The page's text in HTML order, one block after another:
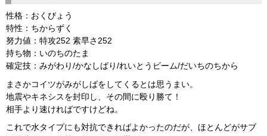
性格：おくびょう
特性：ちからずく
努力値：特攻252 素早さ252
持ち物：いのちのたま
確定技：みがわり/かなしばり/れいとうビーム/だいちのちから
まさかコイツがみがしばをしてくるとは思うまい。
地震やキネシスを封印し、その間に殴り勝て！
相手より速ければですけどね。
これで水タイプにも対抗できればよかったのだが、ほとんどがサブ